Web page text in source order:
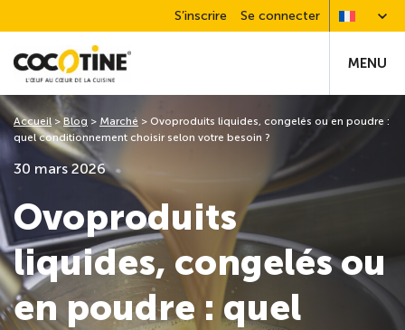
S’inscrire Se connecter
MENU
30 mars 2026
Ovoproduits
liquides, congelés ou
en poudre : quel
Accueil> Blog > Marché > Ovoproduits liquides, congelés ou en poudre :
quel conditionnement choisir selon votre besoin ?